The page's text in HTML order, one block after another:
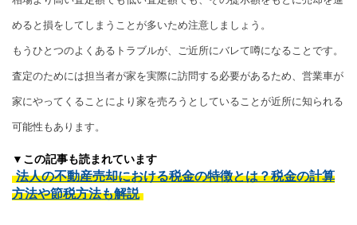
めると損をしてしまうことが多いため注意しましょう。
もうひとつのよくあるトラブルが、ご近所にバレて噂になることです。
査定のためには担当者が家を実際に訪問する必要があるため、営業車が
家にやってくることにより家を売ろうとしていることが近所に知られる
可能性もあります。
▼この記事も読まれています
法人の不動産売却における税金の特徴とは？税金の計算
方法や節税方法も解説